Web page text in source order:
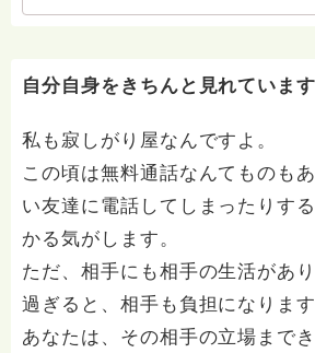
いて、あなたに向き合っています。
いします。 ※個別相談は、hasunohaオンライン相談よ
受け付けておりません。また夜中や
ください。 法務を優先させてくださ
自分自身をきちんと見れています
私も寂しがり屋なんですよ。
この頃は無料通話なんてものも
い友達に電話してしまったりす
かる気がします。
ただ、相手にも相手の生活があ
過ぎると、相手も負担になります
あなたは、その相手の立場まで